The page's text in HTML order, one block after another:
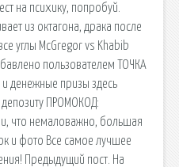
на психику, попробуй.
из октагона, драка после
углы McGregor vs Khabib
пользователем ТОЧКА
денежные призы здесь
ПРОМОКОД:
что немаловажно, большая
и фото Все самое лучшее
Предыдущий пост. На